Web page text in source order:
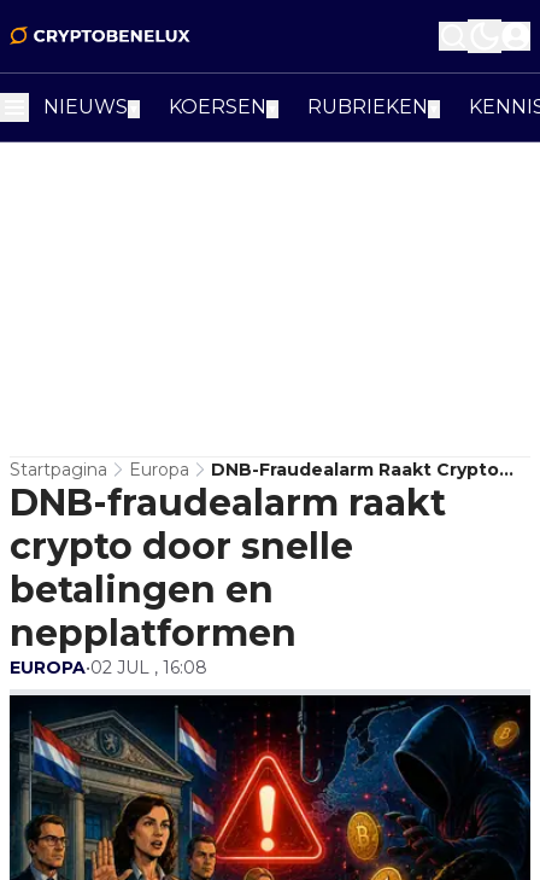
NIEUWS KOERSEN RUBRIEKEN
Startpagina Europa
DNB-Fraudealarm Raakt Crypto
Door Snelle Betalingen En
Nepplatformen
DNB-fraudealarm raakt
crypto door snelle
betalingen en
nepplatformen
EUROPA•02 JUL , 16:08